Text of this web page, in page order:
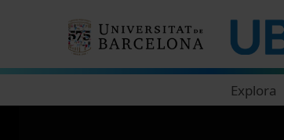
Explora